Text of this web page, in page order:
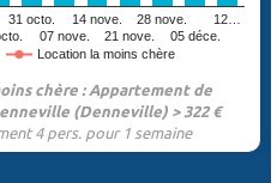
Location la moins chère
31 octo.
07 nove.
14 nove.
21 nove.
28 nove.
05 déce.
12…
chère : Appartement de
(Denneville) > 322 €
4 pers. pour 1 semaine